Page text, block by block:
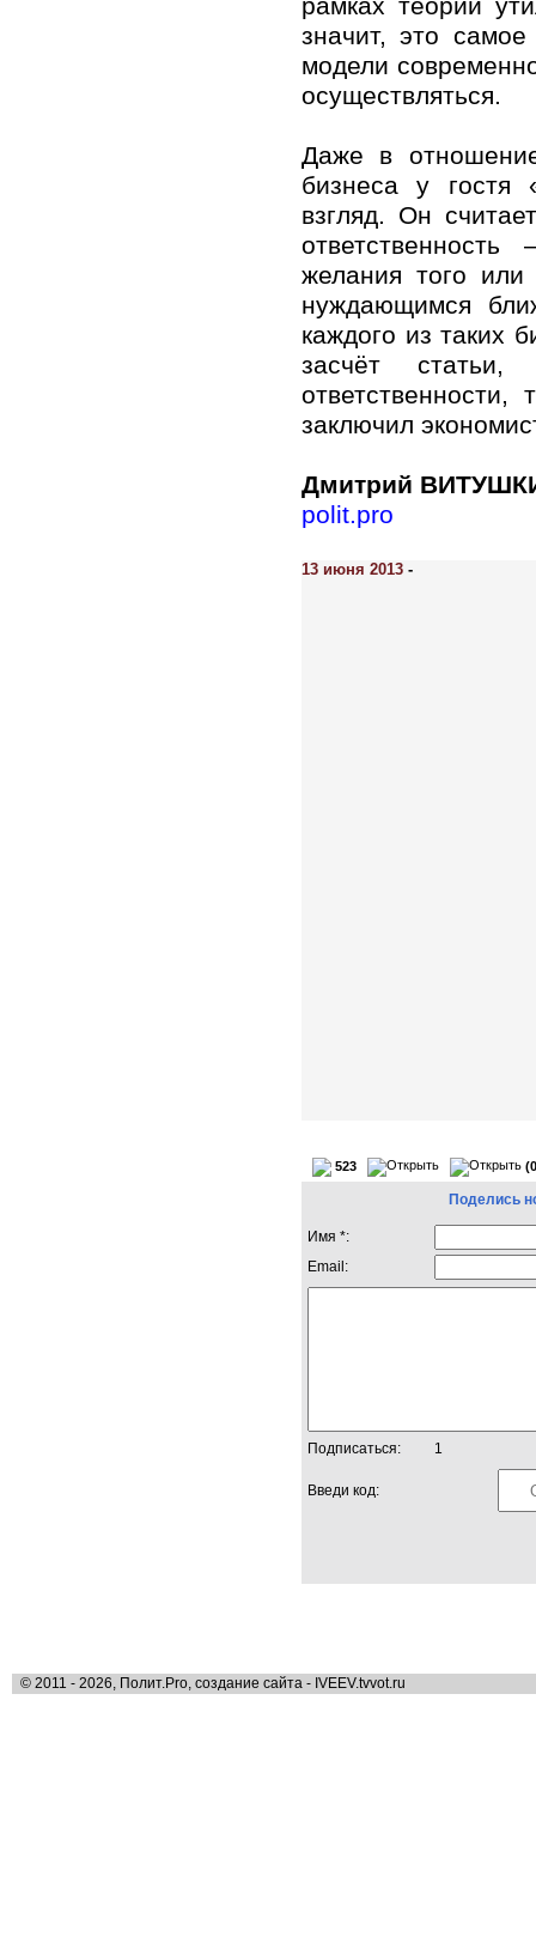
рамках теории
значит, это
модели
осуществляться.
Даже в
бизнеса у гостя
взгляд. Он
желания того или
нуждающимся
каждого из таких
засчёт статьи,
заключил
Дмитрий
polit.pro
13 июня 2013 -
523
Поделись
Имя *:
Email:
Подписаться: 1
Введи код:
© 2011 - 2026, Полит.Pro, создание сайта - IVEEV.tvvot.ru